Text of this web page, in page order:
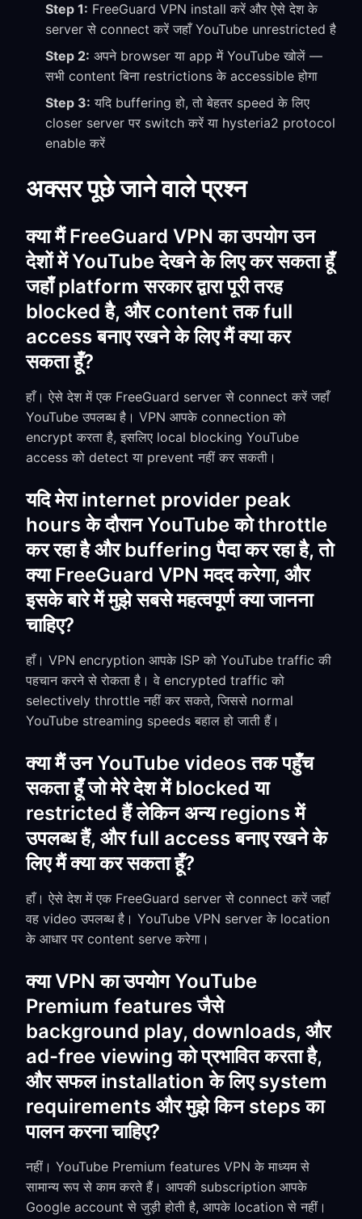
Step 1: FreeGuard VPN install करें और ऐसे देश के
server से connect करें जहाँ YouTube unrestricted है
Step 2: अपने browser या app में YouTube खोलें —
सभी content बिना restrictions के accessible होगा
Step 3: यदि buffering हो, तो बेहतर speed के लिए
closer server पर switch करें या hysteria2 protocol
enable करें
अक्सर पूछे जाने वाले प्रश्न
क्या मैं FreeGuard VPN का उपयोग उन
देशों में YouTube देखने के लिए कर सकता हूँ
जहाँ platform सरकार द्वारा पूरी तरह
blocked है, और content तक full
access बनाए रखने के लिए मैं क्या कर
सकता हूँ?
हाँ। ऐसे देश में एक FreeGuard server से connect करें जहाँ
YouTube उपलब्ध है। VPN आपके connection को
encrypt करता है, इसलिए local blocking YouTube
access को detect या prevent नहीं कर सकती।
यदि मेरा internet provider peak
hours के दौरान YouTube को throttle
कर रहा है और buffering पैदा कर रहा है, तो
क्या FreeGuard VPN मदद करेगा, और
इसके बारे में मुझे सबसे महत्वपूर्ण क्या जानना
चाहिए?
हाँ। VPN encryption आपके ISP को YouTube traffic की
पहचान करने से रोकता है। वे encrypted traffic को
selectively throttle नहीं कर सकते, जिससे normal
YouTube streaming speeds बहाल हो जाती हैं।
क्या मैं उन YouTube videos तक पहुँच
सकता हूँ जो मेरे देश में blocked या
restricted हैं लेकिन अन्य regions में
उपलब्ध हैं, और full access बनाए रखने के
लिए मैं क्या कर सकता हूँ?
हाँ। ऐसे देश में एक FreeGuard server से connect करें जहाँ
वह video उपलब्ध है। YouTube VPN server के location
के आधार पर content serve करेगा।
क्या VPN का उपयोग YouTube
Premium features जैसे
background play, downloads, और
ad-free viewing को प्रभावित करता है,
और सफल installation के लिए system
requirements और मुझे किन steps का
पालन करना चाहिए?
नहीं। YouTube Premium features VPN के माध्यम से
सामान्य रूप से काम करते हैं। आपकी subscription आपके
Google account से जुड़ी होती है, आपके location से नहीं।